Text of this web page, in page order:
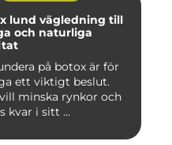
till
och naturliga
på botox är för
ett viktigt beslut.
minska rynkor och
kvar i sitt ...